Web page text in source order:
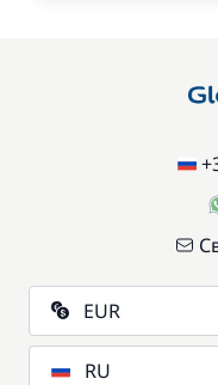
EUR
RU